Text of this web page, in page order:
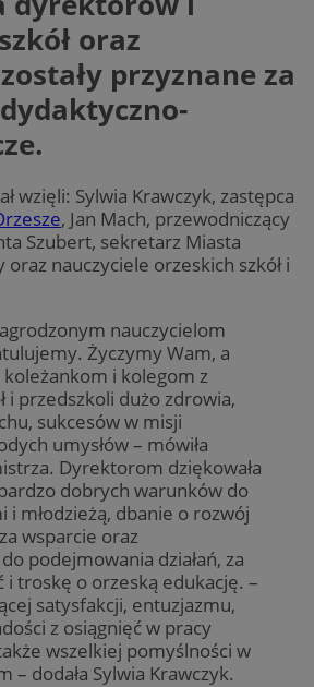
oraz
przyznane za
wzięli: Sylwia Krawczyk, zastępca
, Jan Mach, przewodniczący
Szubert, sekretarz Miasta
nauczyciele orzeskich szkół i
nauczycielom
Życzymy Wam, a
i kolegom z
i przedszkoli dużo zdrowia,
sukcesów w misji
umysłów – mówiła
Dyrektorom dziękowała
dobrych warunków do
i młodzieżą, dbanie o rozwój
wsparcie oraz
podejmowania działań, za
i troskę o orzeską edukację. –
satysfakcji, entuzjazmu,
z osiągnięć w pracy
wszelkiej pomyślności w
– dodała Sylwia Krawczyk.